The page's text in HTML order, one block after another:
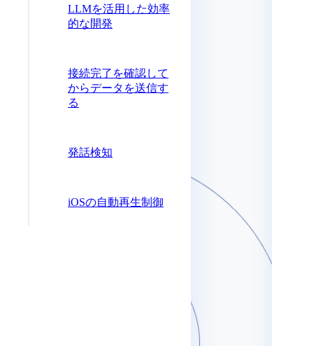
LLMを活用した効率
的な開発
接続完了を確認して
からデータを送信す
る
発話検知
iOSの自動再生制御